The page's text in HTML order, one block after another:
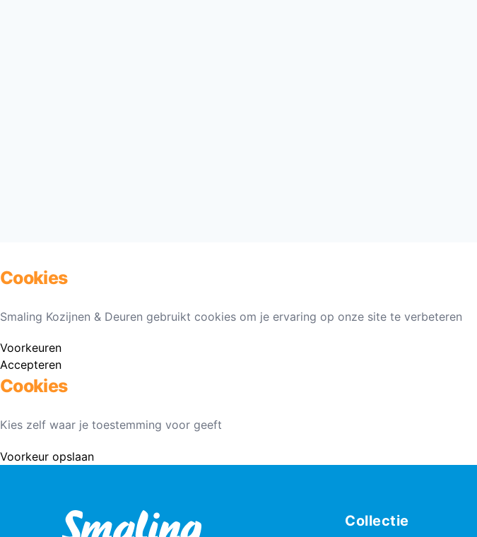
Cookies
Smaling Kozijnen & Deuren gebruikt cookies om je ervaring op onze site te verbeteren
Voorkeuren
Accepteren
Cookies
Kies zelf waar je toestemming voor geeft
Voorkeur opslaan
Collectie